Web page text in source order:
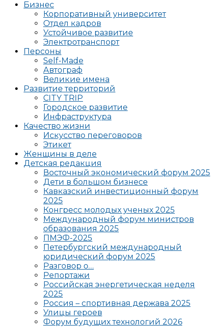
Бизнес
Корпоративный университет
Отдел кадров
Устойчивое развитие
Электротранспорт
Персоны
Self-Made
Автограф
Великие имена
Развитие территорий
CITY TRIP
Городское развитие
Инфраструктура
Качество жизни
Искусство переговоров
Этикет
Женщины в деле
Детская редакция
Восточный экономический форум 2025
Дети в большом бизнесе
Кавказский инвестиционный форум
2025
Конгресс молодых ученых 2025
Международный форум министров
образования 2025
ПМЭФ-2025
Петербургский международный
юридический форум 2025
Разговор о…
Репортажи
Российская энергетическая неделя
2025
Россия – спортивная держава 2025
Улицы героев
Форум будущих технологий 2026